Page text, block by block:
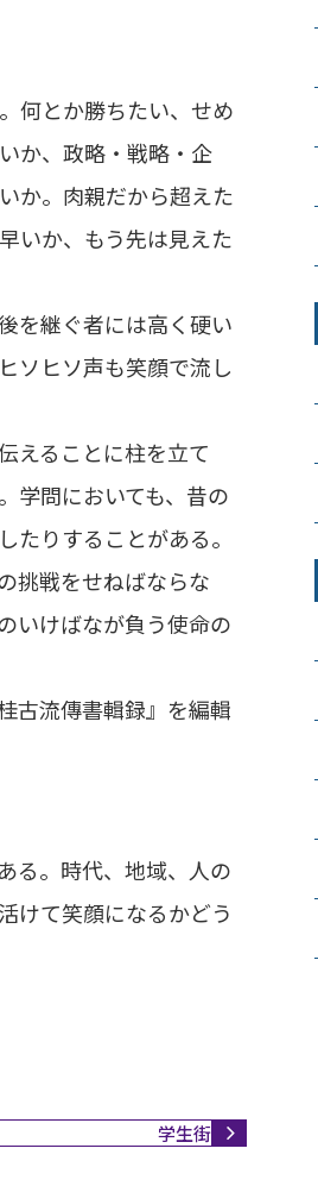
何とか勝ちたい、せめ
か、政略・戦略・企
か。肉親だから超えた
いか、もう先は見えた
を継ぐ者には高く硬い
ソヒソ声も笑顔で流し
えることに柱を立て
学問においても、昔の
りすることがある。
挑戦をせねばならな
いけばなが負う使命の
古流傳書輯録』を編輯
る。時代、地域、人の
けて笑顔になるかどう
学生街